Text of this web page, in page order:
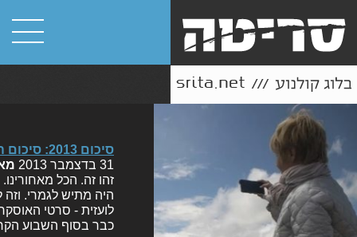
סיכום 2013: סיכום הסיכומים ובונוס – פודקאסט משולש
31 בדצמבר 2013
זהו זה. הכל
לועזית - סרטי
כבר בסוף השבוע